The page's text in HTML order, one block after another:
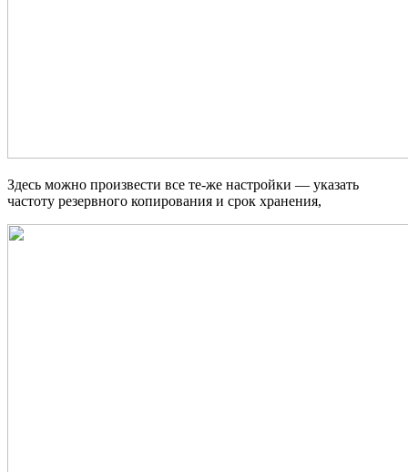
Здесь можно произвести все те-же настройки — указать
частоту резервного копирования и срок хранения,